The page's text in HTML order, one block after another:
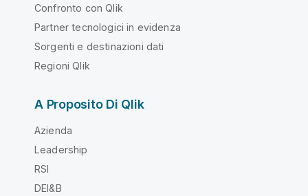
Confronto con Qlik
Partner tecnologici in evidenza
Sorgenti e destinazioni dati
Regioni Qlik
A Proposito Di Qlik
Azienda
Leadership
RSI
DEI&B